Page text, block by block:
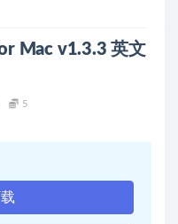
Mac v1.3.3 英文
5